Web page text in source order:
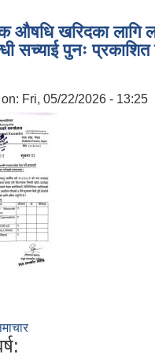
औषधि खरिदका लागि
सच्याई पुनः प्रकाशित
Fri, 05/22/2026 - 13:25